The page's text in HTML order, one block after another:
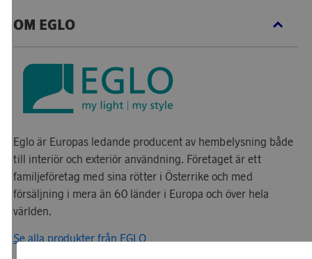
OM EGLO
Eglo är Europas ledande producent av hembelysning både
till interiör och exteriör användning. Företaget är ett
familjeföretag med sina rötter i Österrike och med
försäljning i mera än 60 länder i Europa och över hela
världen.
Se alla produkter från EGLO